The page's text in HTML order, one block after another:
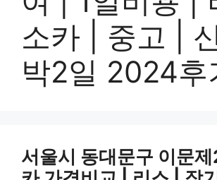
소카 | 중고 |
박2일 2024후
서울시 동대문구 이문